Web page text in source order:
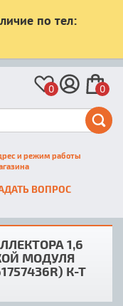
по тел:
0 0
и режим работы
ВОПРОС
1,6
МОДУЛЯ
К-Т